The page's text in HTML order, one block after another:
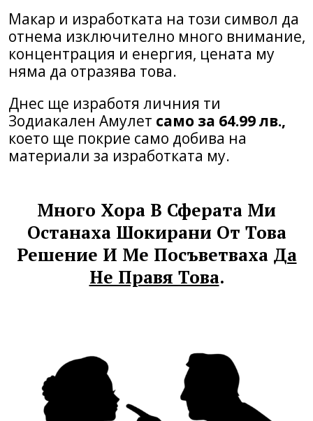
Макар и изработката на този символ да
отнема изключително много внимание,
концентрация и енергия, цената му
няма да отразява това.
Днес ще изработя личния ти
Зодиакален Амулет само за 64.99 лв.,
което ще покрие само добива на
материали за изработката му.
Много Хора В Сферата Ми
Останаха Шокирани От Това
Решение И Ме Посъветваха Да
Не Правя Това.